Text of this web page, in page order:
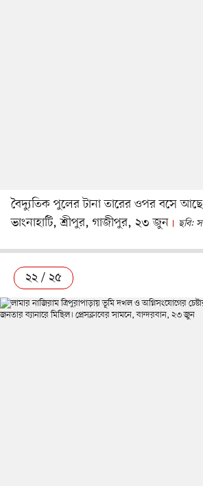
বৈদ্যুতিক পুলের টানা তারের ওপর বসে আছে
ভাংনাহাটি, শ্রীপুর, গাজীপুর, ২৩ জুন
ছবি:
২২ / ২৫